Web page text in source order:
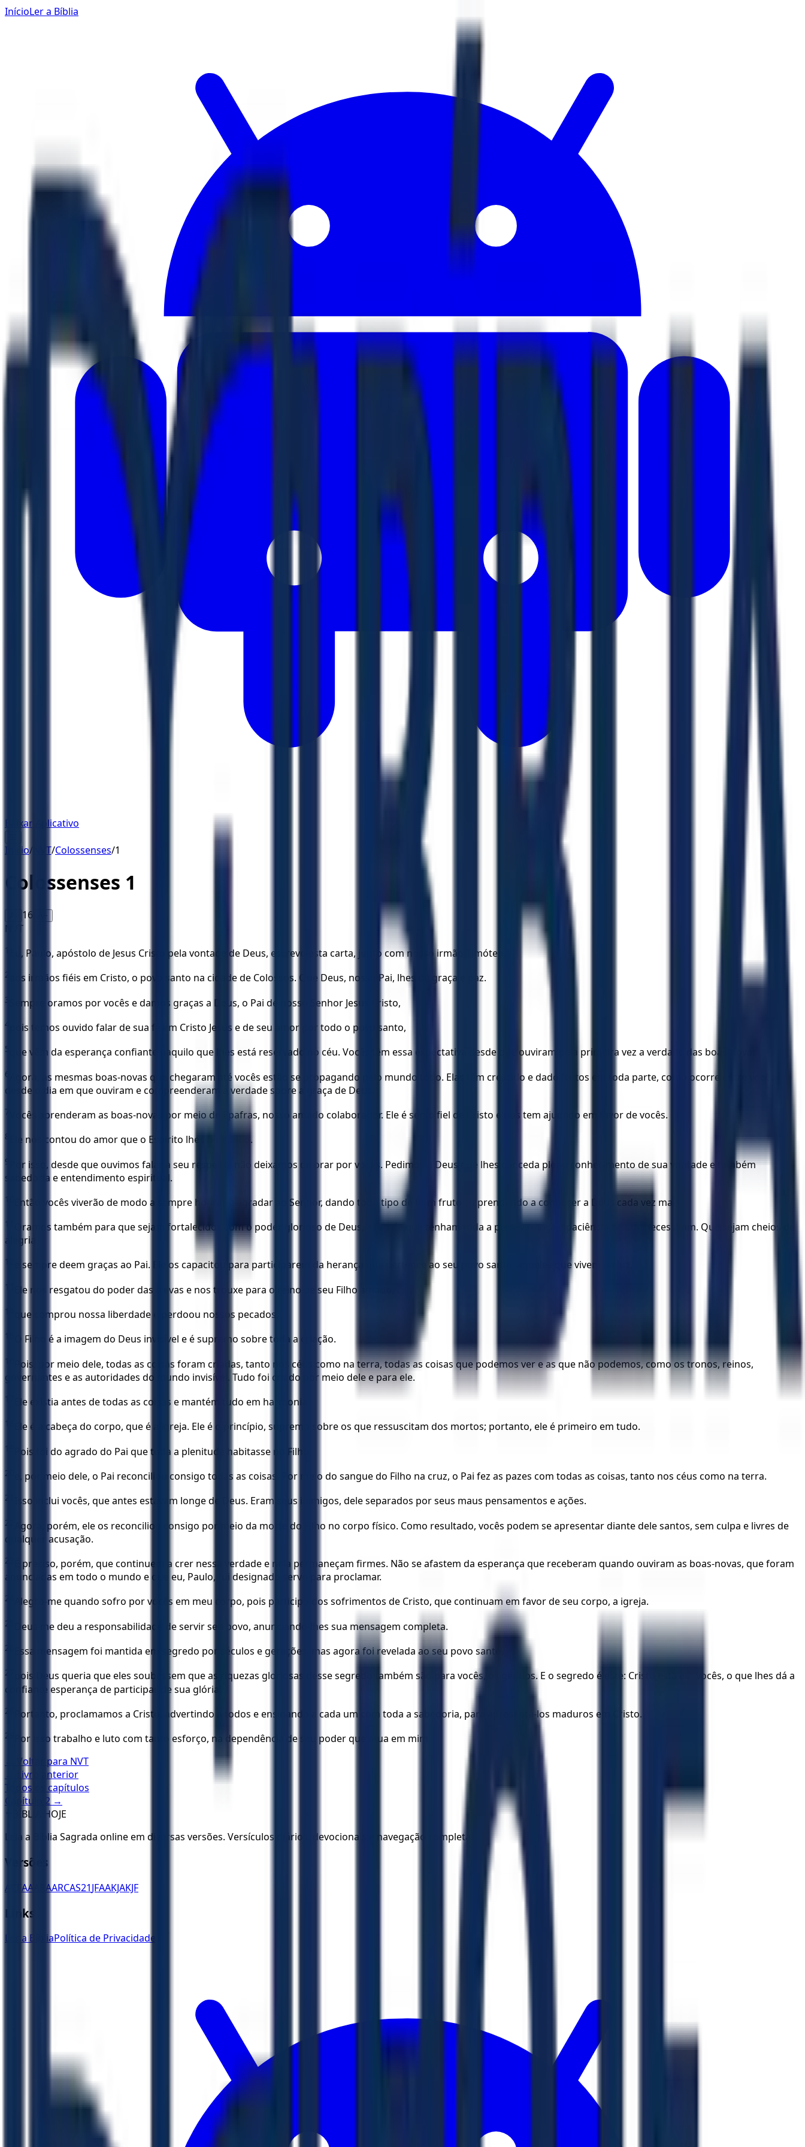
InícioLer a Bíblia
Baixar Aplicativo
Início/ NVT/Colossenses/1
Colossenses 1
16 A+
NVT
1 Eu, Paulo, apóstolo de Jesus Cristo pela vontade de Deus, escrevo esta carta, junto com nosso irmão Timóteo,
2 aos irmãos fiéis em Cristo, o povo santo na cidade de Colossos. Que Deus, nosso Pai, lhes dê graça e paz.
3 Sempre oramos por vocês e damos graças a Deus, o Pai de nosso Senhor Jesus Cristo,
4 pois temos ouvido falar de sua fé em Cristo Jesus e de seu amor por todo o povo santo,
5 que vêm da esperança confiante naquilo que lhes está reservado no céu. Vocês têm essa expectativa desde que ouviram pela primeira vez a verdade das boas-novas.
6
Agora, as mesmas boas-novas que chegaram até vocês estão se propagando pelo mundo todo. Elas têm crescido e dado frutos em toda parte, como ocorre entre vocês
desde o dia em que ouviram e compreenderam a verdade sobre a graça de Deus.
7 Vocês aprenderam as boas-novas por meio de Epafras, nosso amado colaborador. Ele é servo fiel de Cristo e nos tem ajudado em favor de vocês.
8 Ele nos contou do amor que o Espírito lhes tem dado.
9
Por isso, desde que ouvimos falar a seu ­respeito, não deixamos de orar por vocês. Pedimos a Deus que lhes conceda pleno conhecimento de sua vontade e também
sabedoria e entendimento espiritual.
10 Então vocês viverão de modo a sempre honrar e agradar ao Senhor, dando todo tipo de bom fruto e aprendendo a conhecer a Deus cada vez mais.
11
Oramos também para que sejam fortalecidos com o poder glorioso de Deus, a fim de que tenham toda a perseverança e paciência de que necessitam. Que sejam cheios de
alegria
12 e sempre deem graças ao Pai. Ele os capacitou para participarem da herança que pertence ao seu povo santo, aqueles que vivem na luz.
13 Ele nos resgatou do poder das trevas e nos trouxe para o reino de seu Filho amado,
14 que comprou nossa liberdade e perdoou nossos pecados.
15 O Filho é a imagem do Deus invisível e é supremo sobre toda a criação.
16
Pois, por meio dele, todas as coisas foram criadas, tanto nos céus como na terra, todas as coisas que podemos ver e as que não podemos, como os tronos, reinos,
governantes e as autoridades do mundo invisível. Tudo foi criado por meio dele e para ele.
17 Ele existia antes de todas as coisas e mantém tudo em harmonia.
18 Ele é a cabeça do corpo, que é a igreja. Ele é o princípio, supremo sobre os que ressuscitam dos mortos; portanto, ele é primeiro em tudo.
19 Pois foi do agrado do Pai que toda a plenitude habitasse no Filho,
20 e, por meio dele, o Pai reconciliou consigo todas as coisas. Por meio do sangue do Filho na cruz, o Pai fez as pazes com todas as coisas, tanto nos céus como na terra.
21 Isso inclui vocês, que antes estavam longe de Deus. Eram seus inimigos, dele separados por seus maus pensamentos e ações.
22
Agora, porém, ele os reconciliou consigo por meio da morte do Filho no corpo físico. Como resultado, vocês podem se apresentar diante dele santos, sem culpa e livres de
qualquer acusação.
23
É preciso, porém, que continuem a crer nessa verdade e nela permaneçam firmes. Não se afastem da esperança que receberam quando ouviram as boas-novas, que foram
anunciadas em todo o mundo e que eu, Paulo, fui designado servo para proclamar.
24 Alegro-me quando sofro por vocês em meu corpo, pois participo dos sofrimentos de Cristo, que continuam em favor de seu corpo, a igreja.
25 Deus me deu a responsabilidade de servir seu povo, anunciando-lhes sua mensagem completa.
26 Essa mensagem foi mantida em segredo por séculos e gerações, mas agora foi revelada ao seu povo santo,
27
pois Deus queria que eles soubessem que as riquezas gloriosas desse segredo também são para vocês, os gentios. E o segredo é este: Cristo está em vocês, o que lhes dá a
confiante esperança de participar de sua glória!
28 Portanto, proclamamos a Cristo, advertindo a todos e ensinando a cada um com toda a sabedoria, para apresentá-los maduros em Cristo.
29
Por isso trabalho e luto com tanto esforço, na dependência de seu poder que atua em mim.
← Voltar para NVT
← Livro anterior
Todos os capítulos
Capítulo
2 →
BÍBLIA HOJE
Leia a Bíblia Sagrada online em diversas versões. Versículos diários, devocionais e navegação completa.
Versões
ACFAA ARAARCAS21JFAAKJAKJF
Links
Ler a BíbliaPolítica de Privacidade